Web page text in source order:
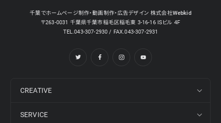
千葉でホームページ制作・動画制作・広告デザイン 株式会社Webkid
〒263-0031 千葉県千葉市稲毛区稲毛東 3-16-16 ISビル 4F
TEL.043-307-2930 / FAX.043-307-2931
CREATIVE
SERVICE